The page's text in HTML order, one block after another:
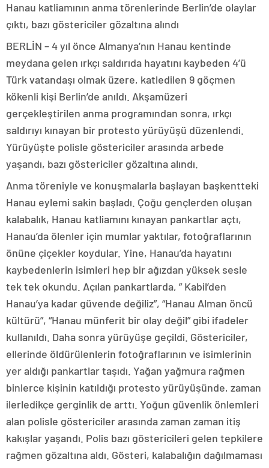
Hanau katliamının anma törenlerinde Berlin’de olaylar
çıktı, bazı göstericiler gözaltına alındı
BERLİN – 4 yıl önce Almanya’nın Hanau kentinde
meydana gelen ırkçı saldırıda hayatını kaybeden 4’ü
Türk vatandaşı olmak üzere, katledilen 9 göçmen
kökenli kişi Berlin’de anıldı. Akşamüzeri
gerçekleştirilen anma programından sonra, ırkçı
saldırıyı kınayan bir protesto yürüyüşü düzenlendi.
Yürüyüşte polisle göstericiler arasında arbede
yaşandı, bazı göstericiler gözaltına alındı.
Anma töreniyle ve konuşmalarla başlayan başkentteki
Hanau eylemi sakin başladı. Çoğu gençlerden oluşan
kalabalık, Hanau katliamını kınayan pankartlar açtı,
Hanau’da ölenler için mumlar yaktılar, fotoğraflarının
önüne çiçekler koydular. Yine, Hanau’da hayatını
kaybedenlerin isimleri hep bir ağızdan yüksek sesle
tek tek okundu. Açılan pankartlarda, ” Kabil’den
Hanau’ya kadar güvende değiliz”, “Hanau Alman öncü
kültürü”, “Hanau münferit bir olay değil” gibi ifadeler
kullanıldı. Daha sonra yürüyüşe geçildi. Göstericiler,
ellerinde öldürülenlerin fotoğraflarının ve isimlerinin
yer aldığı pankartlar taşıdı. Yağan yağmura rağmen
binlerce kişinin katıldığı protesto yürüyüşünde, zaman
ilerledikçe gerginlik de arttı. Yoğun güvenlik önlemleri
alan polisle göstericiler arasında zaman zaman itiş
kakışlar yaşandı. Polis bazı göstericileri gelen tepkilere
rağmen gözaltına aldı. Gösteri, kalabalığın dağılmaması